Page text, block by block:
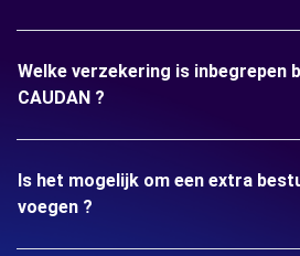
Welke verzekering is inbegrepen
CAUDAN ?
Is het mogelijk om een extra
voegen ?